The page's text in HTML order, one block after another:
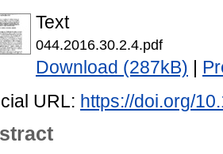
Text
044.2016.30.2.4.pdf
Download (287kB)
URL: https://doi.org/